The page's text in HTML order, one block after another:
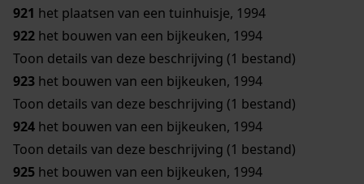
921 het plaatsen van een tuinhuisje, 1994
922 het bouwen van een bijkeuken, 1994
Toon details van deze beschrijving (1 bestand)
923 het bouwen van een bijkeuken, 1994
Toon details van deze beschrijving (1 bestand)
924 het bouwen van een bijkeuken, 1994
Toon details van deze beschrijving (1 bestand)
925 het bouwen van een bijkeuken, 1994